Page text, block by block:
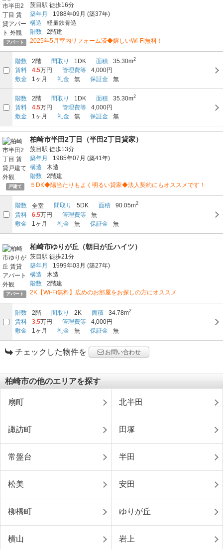
アパート
茨目駅 徒歩16分
築年月
1988年09月 (築37年)
構造
軽量鉄骨造
階数
2階建
2025年5月室内リフォーム済◆嬉しいWi-Fi無料！
階数 2階 間取り 1DK 面積 35.30m2
賃料 4.5万円 管理費等
4,000円
敷金
1ヶ月 礼金 無 保証金 無
階数 2階 間取り 1DK 面積 35.30m2
賃料 4.5万円 管理費等
4,000円
敷金
1ヶ月 礼金 無 保証金 無
戸建て
柏崎市半田2丁目（半田2丁目貸家）
茨目駅 徒歩13分
築年月
1985年07月 (築41年)
構造
木造
階数
2階建
５DK◆陽当たりもよく明るい貸家◆法人契約にもオススメです！
階数 全室 間取り 5DK 面積 90.05m2
賃料 6.5万円 管理費等
無
敷金
1ヶ月 礼金 無 保証金 無
アパート
柏崎市ゆりが丘（朝日が丘ハイツ）
茨目駅 徒歩21分
築年月
1999年03月 (築27年)
構造
木造
階数
2階建
2K【Wi-Fi無料】広めのお部屋をお探しの方にオススメ
階数 2階 間取り 2K 面積 34.78m2
賃料 3.5万円 管理費等
4,000円
敷金
1ヶ月 礼金 無 保証金 無
チェックした物件を お問い合わせ
柏崎市の他のエリアを探す
扇町 北半田
諏訪町 田塚
常盤台 半田
松美 安田
柳橋町 ゆりが丘
横山 岩上